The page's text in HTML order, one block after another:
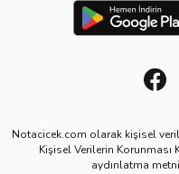
Notacicek.com olarak kişisel
Kişisel Verilerin
aydınlatma